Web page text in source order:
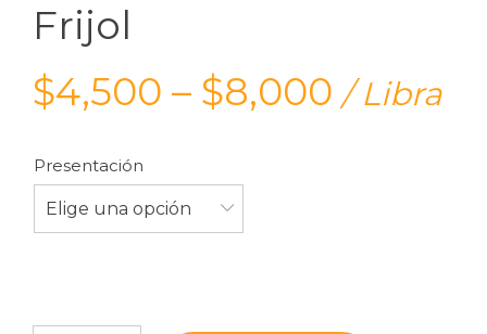
Frijol
$4,500 – $8,000 / Libra
Presentación
Elige una opción